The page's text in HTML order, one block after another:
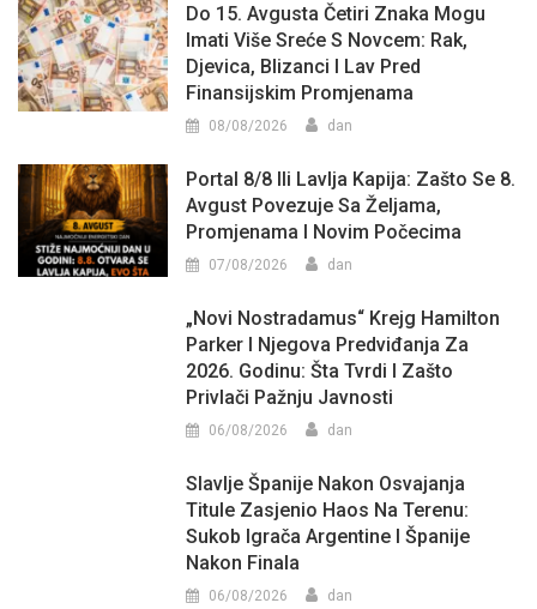
Do 15. Avgusta Četiri Znaka Mogu
Imati Više Sreće S Novcem: Rak,
Djevica, Blizanci I Lav Pred
Finansijskim Promjenama
08/08/2026 dan
Portal 8/8 Ili Lavlja Kapija: Zašto Se 8.
Avgust Povezuje Sa Željama,
Promjenama I Novim Počecima
07/08/2026 dan
„Novi Nostradamus“ Krejg Hamilton
Parker I Njegova Predviđanja Za
2026. Godinu: Šta Tvrdi I Zašto
Privlači Pažnju Javnosti
06/08/2026 dan
Slavlje Španije Nakon Osvajanja
Titule Zasjenio Haos Na Terenu:
Sukob Igrača Argentine I Španije
Nakon Finala
06/08/2026 dan